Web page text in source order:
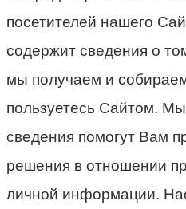
посетителей нашего
содержит сведения о
мы получаем и
пользуетесь Сайтом.
сведения помогут Вам
решения в отношении
личной информации.